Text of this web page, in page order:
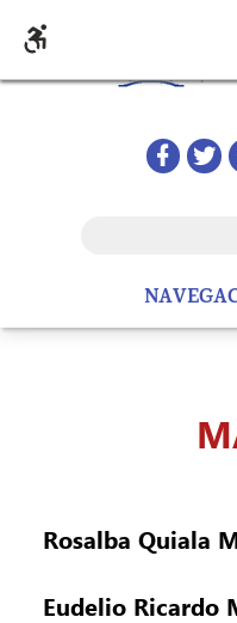
Redes
Rosalba Quiala
Eudelio Ricardo